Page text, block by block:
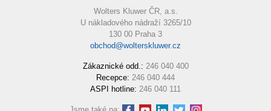
Wolters Kluwer ČR, a.s.
U nákladového nádraží 3265/10
130 00 Praha 3
obchod@wolterskluwer.cz
Zákaznické odd.: 246 040 400
Recepce: 246 040 444
ASPI hotline: 246 040 111